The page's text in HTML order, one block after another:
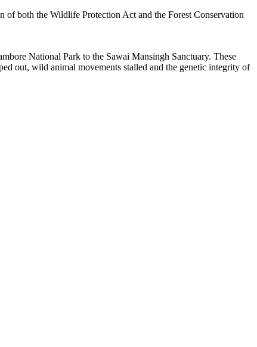
of both the Wildlife Protection Act and the Forest Conservation
National Park to the Sawai Mansingh Sanctuary. These
out, wild animal movements stalled and the genetic integrity of